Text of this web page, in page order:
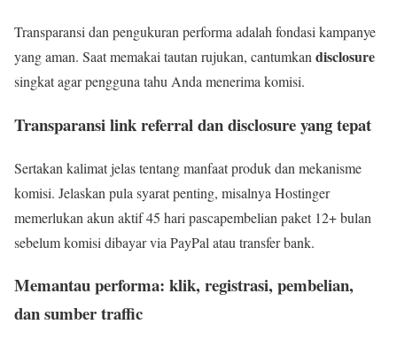
Transparansi dan pengukuran performa adalah fondasi kampanye
yang aman. Saat memakai tautan rujukan, cantumkan disclosure
singkat agar pengguna tahu Anda menerima komisi.
Transparansi link referral dan disclosure yang tepat
Sertakan kalimat jelas tentang manfaat produk dan mekanisme
komisi. Jelaskan pula syarat penting, misalnya Hostinger
memerlukan akun aktif 45 hari pascapembelian paket 12+ bulan
sebelum komisi dibayar via PayPal atau transfer bank.
Memantau performa: klik, registrasi, pembelian,
dan sumber traffic